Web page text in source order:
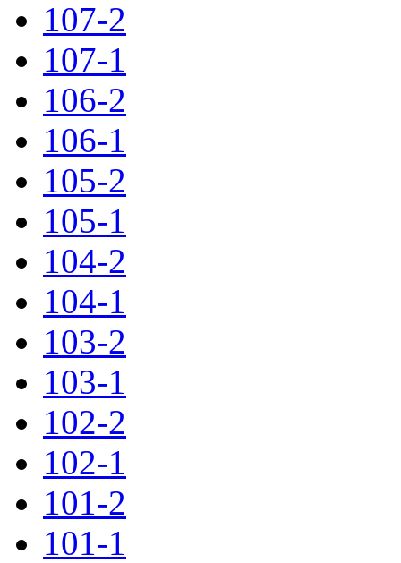
107-2
107-1
106-2
106-1
105-2
105-1
104-2
104-1
103-2
103-1
102-2
102-1
101-2
101-1